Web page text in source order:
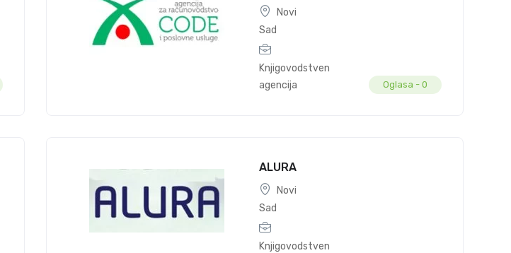
Novi
Sad
Knjigovodstvena
agencija
Oglasa - 0
ALURA
Novi
Sad
Knjigovodstvena